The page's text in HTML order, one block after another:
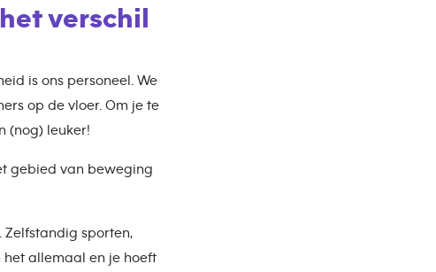
verschil
is ons personeel. We
op de vloer. Om je te
(nog) leuker!
gebied van beweging
Zelfstandig sporten,
het allemaal en je hoeft